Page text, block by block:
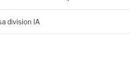
division IA